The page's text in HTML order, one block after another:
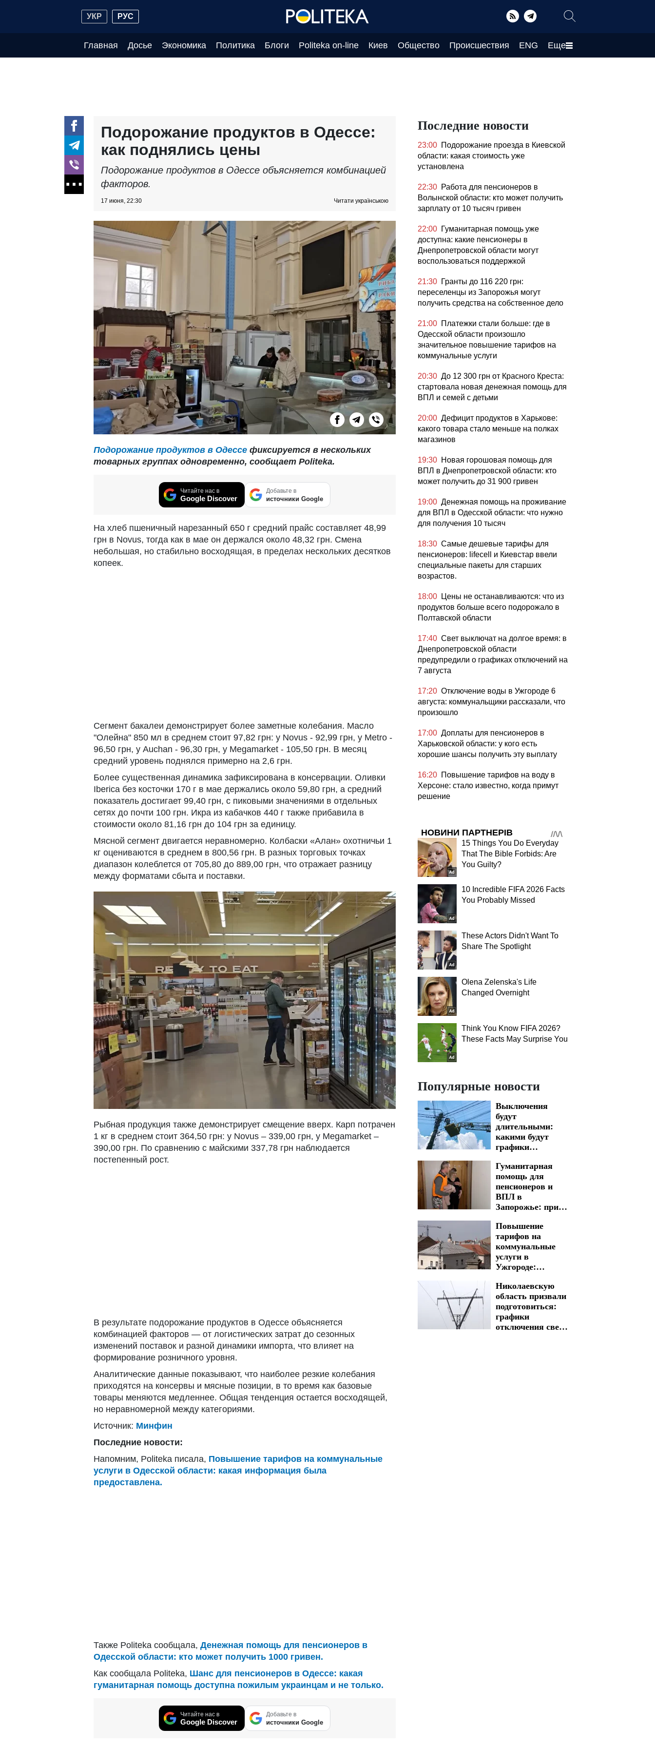
УКР РУС
Главная Досье Экономика Политика Блоги Politeka on-line Киев Общество Происшествия ENG Еще
Подорожание продуктов в Одессе:
как поднялись цены
Подорожание продуктов в Одессе объясняется комбинацией
факторов.
17 июня, 22:30 Читати українською
Подорожание продуктов в Одессе фиксируется в нескольких
товарных группах одновременно, сообщает Politeka.
Читайте нас в
Google Discover
Добавьте в
источники Google
На хлеб пшеничный нарезанный 650 г средний прайс составляет 48,99
грн в Novus, тогда как в мае он держался около 48,32 грн. Смена
небольшая, но стабильно восходящая, в пределах нескольких десятков
копеек.
Сегмент бакалеи демонстрирует более заметные колебания. Масло
"Олейна" 850 мл в среднем стоит 97,82 грн: у Novus - 92,99 грн, у Metro -
96,50 грн, у Auchan - 96,30 грн, у Megamarket - 105,50 грн. В месяц
средний уровень поднялся примерно на 2,6 грн.
Более существенная динамика зафиксирована в консервации. Оливки
Iberica без косточки 170 г в мае держались около 59,80 грн, а средний
показатель достигает 99,40 грн, с пиковыми значениями в отдельных
сетях до почти 100 грн. Икра из кабачков 440 г также прибавила в
стоимости около 81,16 грн до 104 грн за единицу.
Мясной сегмент двигается неравномерно. Колбаски «Алан» охотничьи 1
кг оцениваются в среднем в 800,56 грн. В разных торговых точках
диапазон колеблется от 705,80 до 889,00 грн, что отражает разницу
между форматами сбыта и поставки.
Рыбная продукция также демонстрирует смещение вверх. Карп потрачен
1 кг в среднем стоит 364,50 грн: у Novus – 339,00 грн, у Megamarket –
390,00 грн. По сравнению с майскими 337,78 грн наблюдается
постепенный рост.
В результате подорожание продуктов в Одессе объясняется
комбинацией факторов — от логистических затрат до сезонных
изменений поставок и разной динамики импорта, что влияет на
формирование розничного уровня.
Аналитические данные показывают, что наиболее резкие колебания
приходятся на консервы и мясные позиции, в то время как базовые
товары меняются медленнее. Общая тенденция остается восходящей,
но неравномерной между категориями.
Источник: Минфин
Последние новости:
Напомним, Politeka писала, Повышение тарифов на коммунальные
услуги в Одесской области: какая информация была
предоставлена.
Также Politeka сообщала, Денежная помощь для пенсионеров в
Одесской области: кто может получить 1000 гривен.
Как сообщала Politeka, Шанс для пенсионеров в Одессе: какая
гуманитарная помощь доступна пожилым украинцам и не только.
Читайте нас в
Google Discover
Добавьте в
источники Google
Последние новости
23:00 Подорожание проезда в Киевской
области: какая стоимость уже
установлена
22:30 Работа для пенсионеров в
Волынской области: кто может получить
зарплату от 10 тысяч гривен
22:00 Гуманитарная помощь уже
доступна: какие пенсионеры в
Днепропетровской области могут
воспользоваться поддержкой
21:30 Гранты до 116 220 грн:
переселенцы из Запорожья могут
получить средства на собственное дело
21:00 Платежки стали больше: где в
Одесской области произошло
значительное повышение тарифов на
коммунальные услуги
20:30 До 12 300 грн от Красного Креста:
стартовала новая денежная помощь для
ВПЛ и семей с детьми
20:00 Дефицит продуктов в Харькове:
какого товара стало меньше на полках
магазинов
19:30 Новая горошовая помощь для
ВПЛ в Днепропетровской области: кто
может получить до 31 900 гривен
19:00 Денежная помощь на проживание
для ВПЛ в Одесской области: что нужно
для получения 10 тысяч
18:30 Самые дешевые тарифы для
пенсионеров: lifecell и Киевстар ввели
специальные пакеты для старших
возрастов.
18:00
Цены не останавливаются: что из
продуктов больше всего подорожало в
Полтавской области
17:40 Свет выключат на долгое время: в
Днепропетровской области
предупредили о графиках отключений на
7 августа
17:20 Отключение воды в Ужгороде 6
августа: коммунальщики рассказали, что
произошло
17:00 Доплаты для пенсионеров в
Харьковской области: у кого есть
хорошие шансы получить эту выплату
16:20 Повышение тарифов на воду в
Херсоне: стало известно, когда примут
решение
НОВИНИ ПАРТНЕРІВ
15 Things You Do Everyday
That The Bible Forbids: Are
You Guilty?
10 Incredible FIFA 2026 Facts
You Probably Missed
These Actors Didn't Want To
Share The Spotlight
Olena Zelenska's Life
Changed Overnight
Think You Know FIFA 2026?
These Facts May Surprise You
Популярные новости
Выключения
будут
длительными:
какими будут
графики
в Запорожье на 7
августа
Гуманитарная
помощь для
пенсионеров и
ВПЛ в
Запорожье: при
окажут поддержку
Повышение
тарифов на
коммунальные
услуги в
Ужгороде:
заплатить
Николаевскую
область призвали
подготовиться:
графики
отключения света